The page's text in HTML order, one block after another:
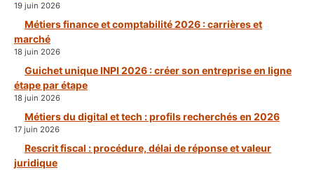
19 juin 2026
Métiers finance et comptabilité 2026 : carrières et
marché
18 juin 2026
Guichet unique INPI 2026 : créer son entreprise en ligne
étape par étape
18 juin 2026
Métiers du digital et tech : profils recherchés en 2026
17 juin 2026
Rescrit fiscal : procédure, délai de réponse et valeur
juridique